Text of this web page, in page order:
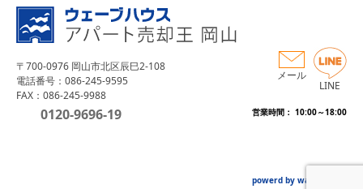
〒700-0976 岡山市北区辰巳2-108
電話番号：086-245-9595
FAX：086-245-9988
0120-9696-19 営業時間： 10:00～18:00
メール
LINE
powerd by wave house